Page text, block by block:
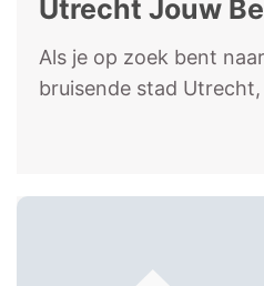
Utrecht Jouw
Als je op zoek bent
bruisende stad